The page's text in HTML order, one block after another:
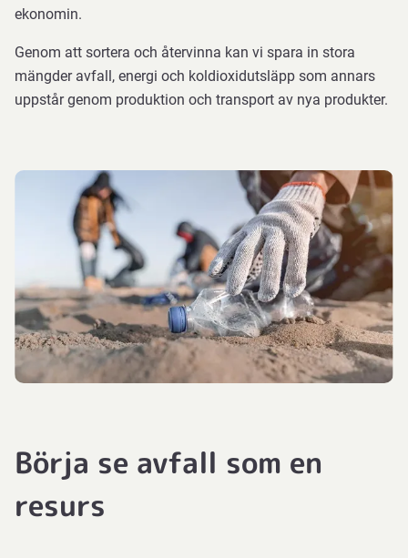
ekonomin.
Genom att sortera och återvinna kan vi spara in stora
mängder avfall, energi och koldioxidutsläpp som annars
uppstår genom produktion och transport av nya produkter.
Börja se avfall som en
resurs